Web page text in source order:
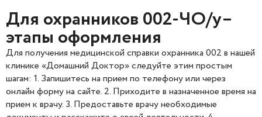
Для охранников 002-ЧО/у–
этапы оформления
Для получения медицинской справки охранника 002 в нашей
клинике «Домашний Доктор» следуйте этим простым
шагам: 1. Запишитесь на прием по телефону или через
онлайн форму на сайте. 2. Приходите в назначенное время на
прием к врачу. 3. Предоставьте врачу необходимые